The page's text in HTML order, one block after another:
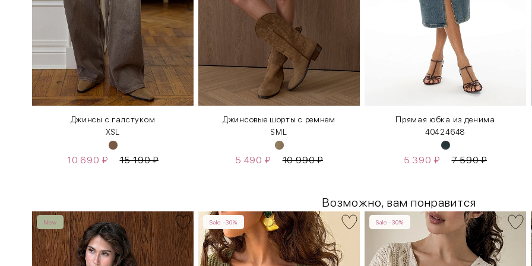
Джинсы с галстуком
XS L
10 690 ₽ 15 190₽
Джинсовые шорты с ремнем
S M L
5 490 ₽ 10 990₽
Прямая юбка из денима
40424648
5 390 ₽ 7 590₽
Возможно, вам понравится
New Sale -30% Sale -30%